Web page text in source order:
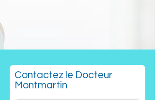
Contactez le Docteur
Montmartin